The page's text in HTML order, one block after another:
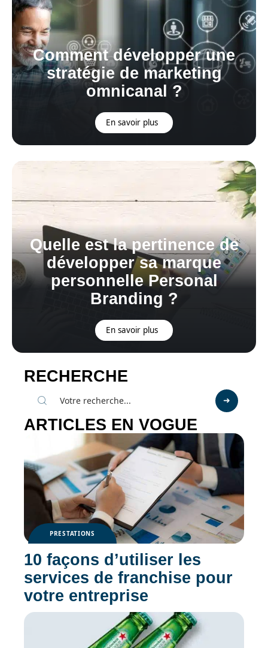
Comment développer une
stratégie de marketing
omnicanal ?
En savoir plus
Quelle est la pertinence de
développer sa marque
personnelle Personal
Branding ?
En savoir plus
RECHERCHE
ARTICLES EN VOGUE
PRESTATIONS
10 façons d’utiliser les
services de franchise pour
votre entreprise